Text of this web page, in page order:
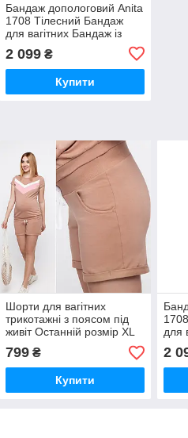
Бандаж допологовий Anita
1708 Тілесний Бандаж
для вагітних Бандаж із
Підтримуючий бандаж
2 099₴
Купити
Шорти для вагітних
трикотажні з поясом під
живіт Останній розмір XL
799₴
Купити
для
2